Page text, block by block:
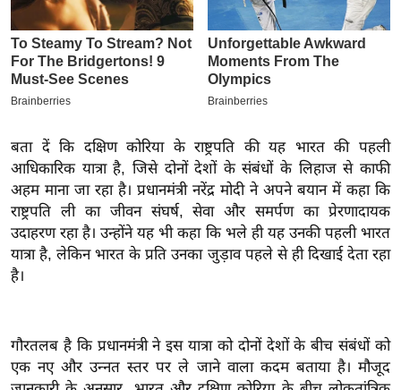
ई
-
पे
प
र
सा
ल
बे
मि
सा
ख्सि
य
बता दें कि दक्षिण कोरिया के राष्ट्रपति की यह भारत की पहली
आधिकारिक यात्रा है, जिसे दोनों देशों के संबंधों के लिहाज से काफी
अहम माना जा रहा है। प्रधानमंत्री नरेंद्र मोदी ने अपने बयान में कहा कि
राष्ट्रपति ली का जीवन संघर्ष, सेवा और समर्पण का प्रेरणादायक
उदाहरण रहा है। उन्होंने यह भी कहा कि भले ही यह उनकी पहली भारत
यात्रा है, लेकिन भारत के प्रति उनका जुड़ाव पहले से ही दिखाई देता रहा
है।
गौरतलब है कि प्रधानमंत्री ने इस यात्रा को दोनों देशों के बीच संबंधों को
एक नए और उन्नत स्तर पर ले जाने वाला कदम बताया है। मौजूद